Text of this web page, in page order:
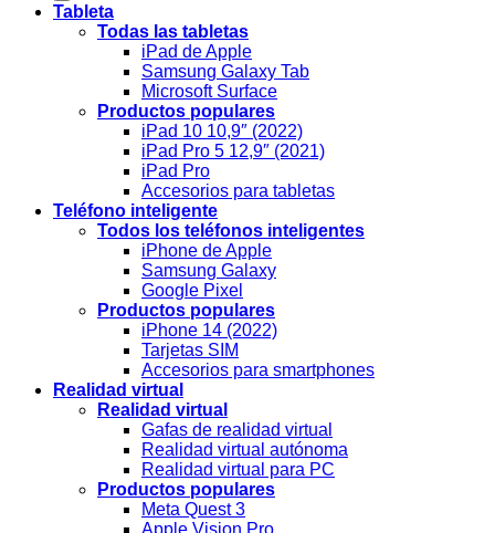
Tableta
Todas las tabletas
iPad de Apple
Samsung Galaxy Tab
Microsoft Surface
Productos populares
iPad 10 10,9″ (2022)
iPad Pro 5 12,9″ (2021)
iPad Pro
Accesorios para tabletas
Teléfono inteligente
Todos los teléfonos inteligentes
iPhone de Apple
Samsung Galaxy
Google Pixel
Productos populares
iPhone 14 (2022)
Tarjetas SIM
Accesorios para smartphones
Realidad virtual
Realidad virtual
Gafas de realidad virtual
Realidad virtual autónoma
Realidad virtual para PC
Productos populares
Meta Quest 3
Apple Vision Pro